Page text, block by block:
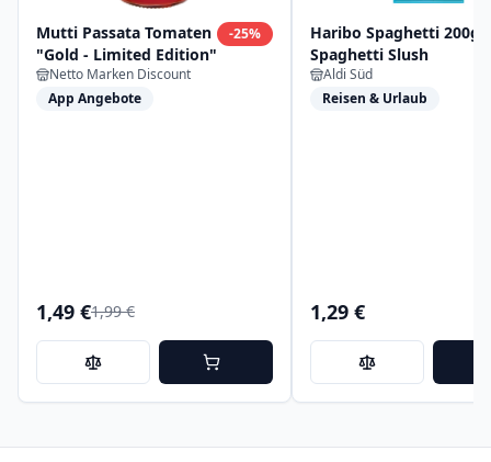
Mutti Passata Tomaten
"Gold - Limited Edition"
-25%
Netto Marken Discount
App Angebote
1,49 €1,99 €
Haribo Spaghetti 200g,
Spaghetti Slush
Aldi Süd
Reisen & Urlaub
1,29 €